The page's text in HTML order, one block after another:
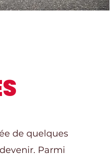
de quelques
Parmi